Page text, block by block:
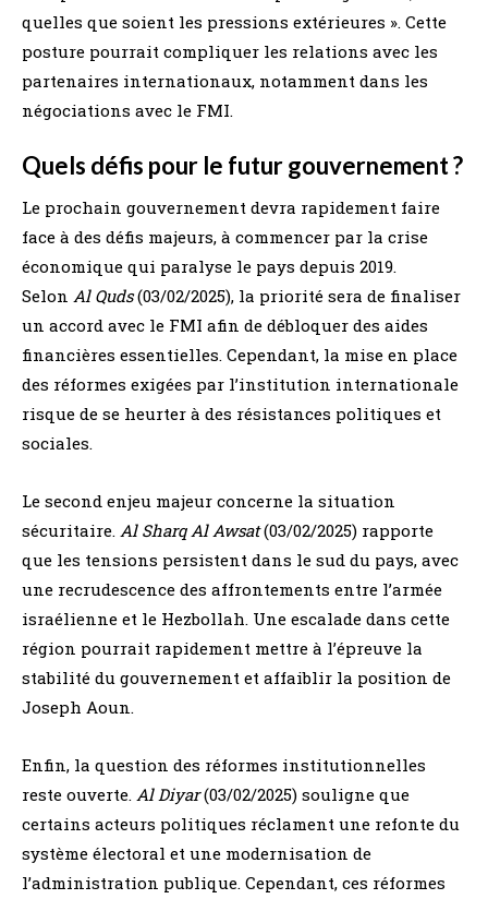
quelles que soient les pressions extérieures ». Cette
posture pourrait compliquer les relations avec les
partenaires internationaux, notamment dans les
négociations avec le FMI.
Quels défis pour le futur gouvernement ?
Le prochain gouvernement devra rapidement faire
face à des défis majeurs, à commencer par la crise
économique qui paralyse le pays depuis 2019.
Selon Al Quds(03/02/2025), la priorité sera de finaliser
un accord avec le FMI afin de débloquer des aides
financières essentielles. Cependant, la mise en place
des réformes exigées par l’institution internationale
risque de se heurter à des résistances politiques et
sociales.
Le second enjeu majeur concerne la situation
sécuritaire. Al Sharq Al Awsat(03/02/2025) rapporte
que les tensions persistent dans le sud du pays, avec
une recrudescence des affrontements entre l’armée
israélienne et le Hezbollah. Une escalade dans cette
région pourrait rapidement mettre à l’épreuve la
stabilité du gouvernement et affaiblir la position de
Joseph Aoun.
Enfin, la question des réformes institutionnelles
reste ouverte. Al Diyar(03/02/2025) souligne que
certains acteurs politiques réclament une refonte du
système électoral et une modernisation de
l’administration publique. Cependant, ces réformes